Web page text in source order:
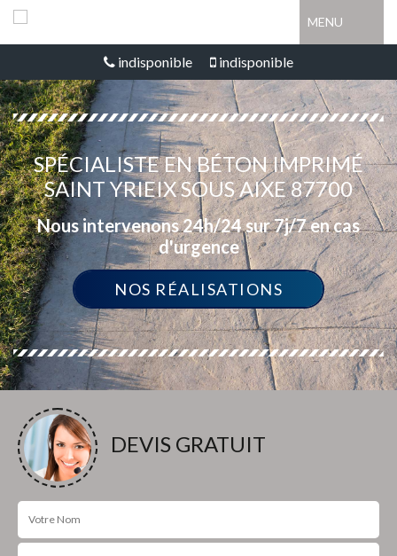
MENU
indisponible indisponible
SPÉCIALISTE EN BÉTON IMPRIMÉ
SAINT YRIEIX SOUS AIXE 87700
Nous intervenons 24h/24 sur 7j/7 en cas
d'urgence
NOS RÉALISATIONS
DEVIS GRATUIT